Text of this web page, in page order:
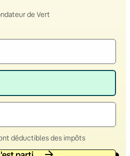
de Vert
déductibles des impôts